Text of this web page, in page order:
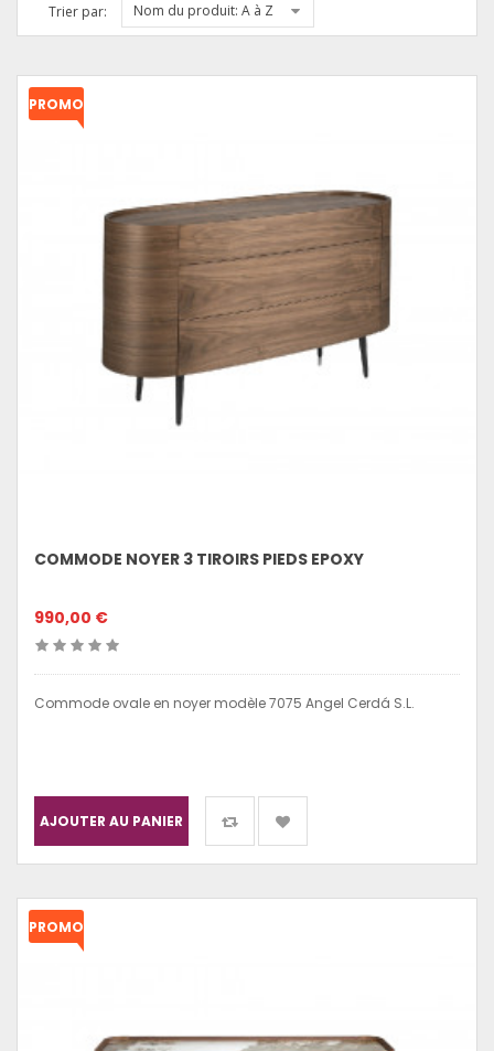
Trier par: Nom du produit: A à Z
PROMO
COMMODE NOYER 3 TIROIRS PIEDS EPOXY
990,00 €
Commode ovale en noyer modèle 7075 Angel Cerdá S.L.
AJOUTER AU PANIER
PROMO